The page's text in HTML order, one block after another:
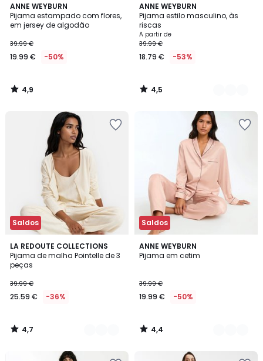
ANNE WEYBURN
Pijama estampado com flores,
em jersey de algodão
39.99 €
19.99 € -50%
4,9
/ 5
4,9
/
ANNE WEYBURN
Pijama estilo masculino, às
riscas
A partir de
39.99 €
18.79 € -53%
4,5
/ 5
2
Cores
4,5
/
Saldos
LA REDOUTE COLLECTIONS
Pijama de malha Pointelle de 3
peças
39.99 €
25.59 € -36%
4,7
/ 5
2
Cores
4,7
/
Saldos
ANNE WEYBURN
Pijama em cetim
39.99 €
19.99 € -50%
4,4
/ 5
3
Cores
4,4
/